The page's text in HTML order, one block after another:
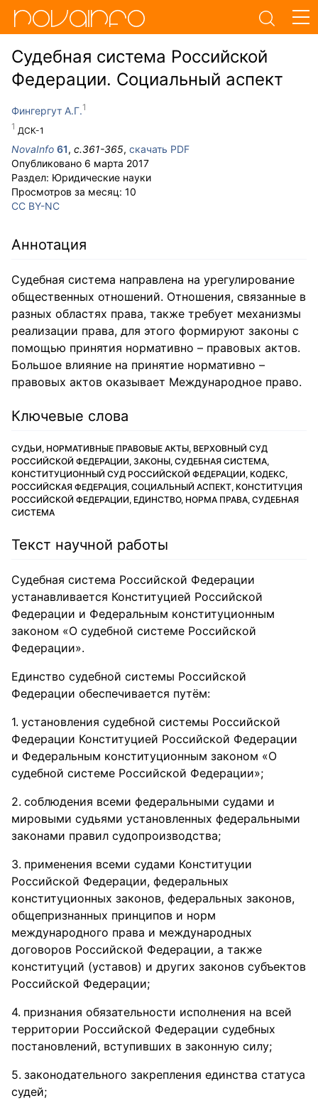
Судебная система Российской
Федерации. Социальный аспект
Фингергут А.Г.
ДСК-1
NovaInfo 61, с.361-365, скачать PDF
Опубликовано 6 марта 2017
Раздел: Юридические науки
Просмотров за месяц: 10
CC BY-NC
Аннотация
Судебная система направлена на урегулирование
общественных отношений. Отношения, связанные в
разных областях права, также требует механизмы
реализации права, для этого формируют законы с
помощью принятия нормативно – правовых актов.
Большое влияние на принятие нормативно –
правовых актов оказывает Международное право.
Ключевые слова
СУДЬИ, НОРМАТИВНЫЕ ПРАВОВЫЕ АКТЫ, ВЕРХОВНЫЙ СУД
РОССИЙСКОЙ ФЕДЕРАЦИИ, ЗАКОНЫ, СУДЕБНАЯ СИСТЕМА,
КОНСТИТУЦИОННЫЙ СУД РОССИЙСКОЙ ФЕДЕРАЦИИ, КОДЕКС,
РОССИЙСКАЯ ФЕДЕРАЦИЯ, СОЦИАЛЬНЫЙ АСПЕКТ, КОНСТИТУЦИЯ
РОССИЙСКОЙ ФЕДЕРАЦИИ, ЕДИНСТВО, НОРМА ПРАВА, СУДЕБНАЯ
СИСТЕМА
Текст научной работы
Судебная система Российской Федерации
устанавливается Конституцией Российской
Федерации и Федеральным конституционным
законом «О судебной системе Российской
Федерации».
Единство судебной системы Российской
Федерации обеспечивается путём:
установления судебной системы Российской
Федерации Конституцией Российской Федерации
и Федеральным конституционным законом «О
судебной системе Российской Федерации»;
соблюдения всеми федеральными судами и
мировыми судьями установленных федеральными
законами правил судопроизводства;
применения всеми судами Конституции
Российской Федерации, федеральных
конституционных законов, федеральных законов,
общепризнанных принципов и норм
международного права и международных
договоров Российской Федерации, а также
конституций (уставов) и других законов субъектов
Российской Федерации;
признания обязательности исполнения на всей
территории Российской Федерации судебных
постановлений, вступивших в законную силу;
законодательного закрепления единства статуса
судей;